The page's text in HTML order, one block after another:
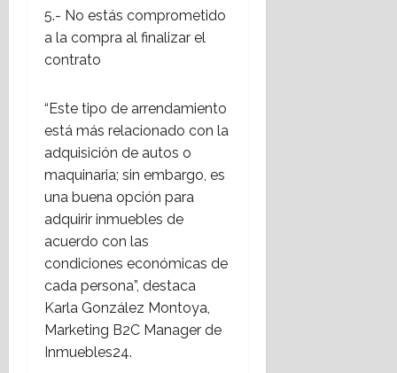
5.- No estás comprometido
a la compra al finalizar el
contrato
“Este tipo de arrendamiento
está más relacionado con la
adquisición de autos o
maquinaria; sin embargo, es
una buena opción para
adquirir inmuebles de
acuerdo con las
condiciones económicas de
cada persona”, destaca
Karla González Montoya,
Marketing B2C Manager de
Inmuebles24.